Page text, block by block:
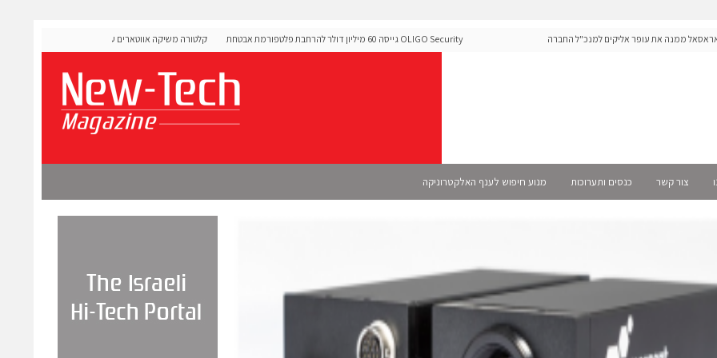
ממנה את עופר אליקים למנכ"ל החברה
OLIGO Security גייסה 60 מיליון דולר להרחבת פלטפורמת אבטחת
קלטורה משיקה אווטארים עם אינטליגנציה רגשית לתרגול
צור קשר כנסים ותערוכות מנוע חיפוש לענף האלקטרוניקה